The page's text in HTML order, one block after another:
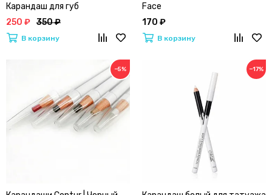
Карандаш для губ
250 ₽ 350 ₽
В корзину
Face
170 ₽
В корзину
−5% −17%